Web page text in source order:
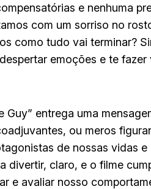
e nenhuma
com um sorriso no
como tudo vai terminar?
emoções e te fazer
entrega uma
ou meros
de nossas vidas e
divertir, claro, e o filme
e avaliar nosso